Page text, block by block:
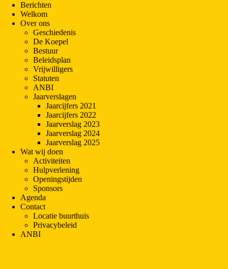
Berichten
Welkom
Over ons
Geschiedenis
De Koepel
Bestuur
Beleidsplan
Vrijwilligers
Statuten
ANBI
Jaarverslagen
Jaarcijfers 2021
Jaarcijfers 2022
Jaarverslag 2023
Jaarverslag 2024
Jaarverslag 2025
Wat wij doen
Activiteiten
Hulpverlening
Openingstijden
Sponsors
Agenda
Contact
Locatie buurthuis
Privacybeleid
ANBI